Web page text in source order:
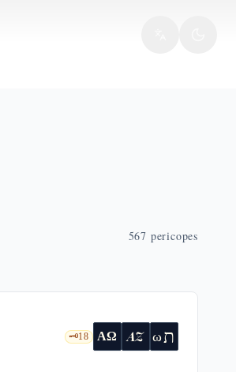
567 pericopes
🗝️18 ΑΩ AZ ωת